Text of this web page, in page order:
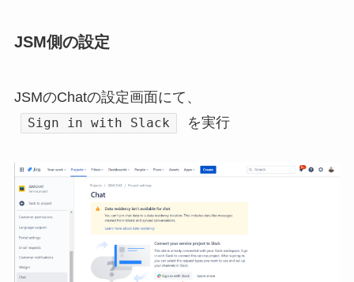
JSM側の設定
JSMのChatの設定画面にて、
Sign in with Slack を実行